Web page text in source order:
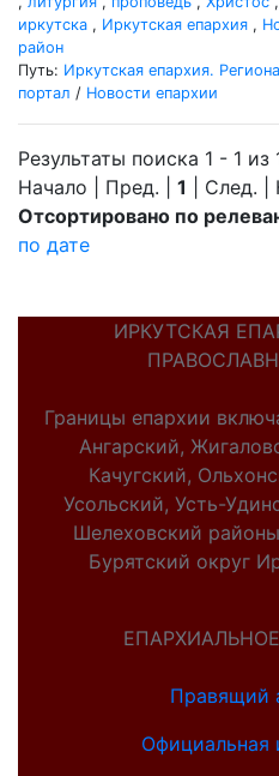
иркутска , Иркутская епархия ,
район
Путь: Иркутская епархия.
портал / Новости епархии
Результаты поиска 1 - 1 из
Начало | Пред. | 1 | След. |
Отсортировано по
по дате
ИРКУТСКАЯ
Границы епархии
Ангарский,
Качугский,
Усольский, Усть-
Шелеховский
Бурятский округ
Правящий
Официальная